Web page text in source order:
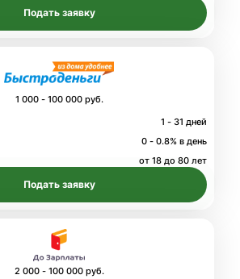
Подать заявку
1 000 - 100 000 руб.
1 - 31 дней
0 - 0.8% в день
от 18 до 80 лет
Подать заявку
2 000 - 100 000 руб.